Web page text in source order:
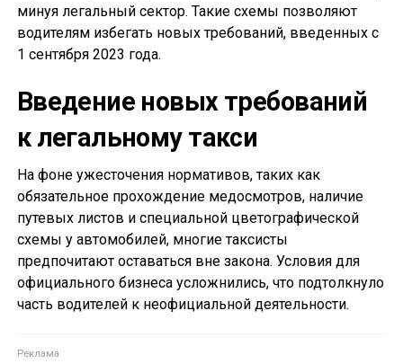
минуя легальный сектор. Такие схемы позволяют
водителям избегать новых требований, введенных с
1 сентября 2023 года.
Введение новых требований
к легальному такси
На фоне ужесточения нормативов, таких как
обязательное прохождение медосмотров, наличие
путевых листов и специальной цветографической
схемы у автомобилей, многие таксисты
предпочитают оставаться вне закона. Условия для
официального бизнеса усложнились, что подтолкнуло
часть водителей к неофициальной деятельности.